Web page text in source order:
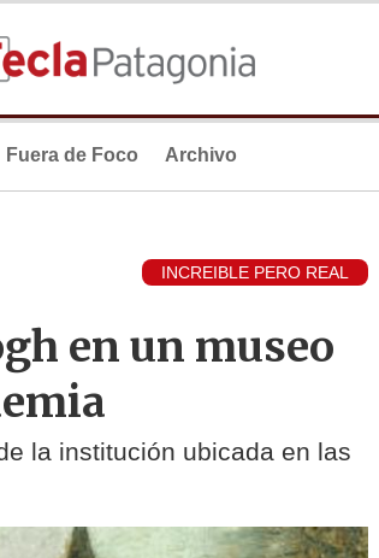
Fuera de Foco Archivo
INCREIBLE PERO REAL
en un museo
la institución ubicada en las